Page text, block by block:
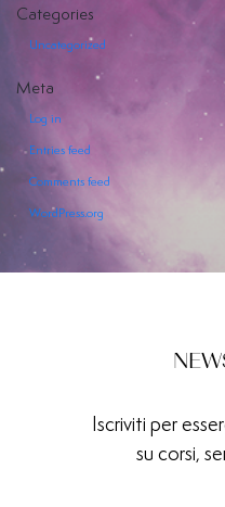
Hiya
EVENTI
SERVIZI
OFFERTI
Categories
Uncategorized
Meta
Log in
Entries feed
Comments feed
WordPress.org
Iscriviti per
su corsi,